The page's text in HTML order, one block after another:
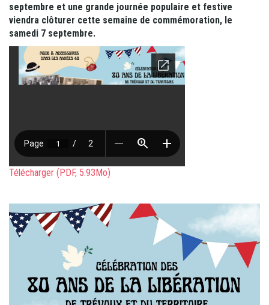
septembre et une grande journée populaire et festive
viendra clôturer cette semaine de commémoration, le
samedi 7 septembre.
Télécharger (PDF, 5.93Mo)